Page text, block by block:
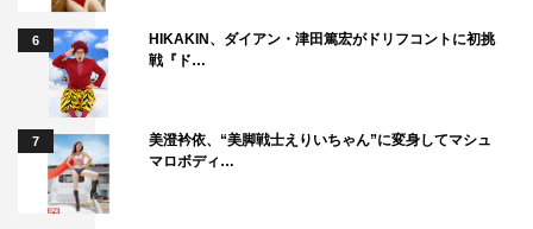
6
HIKAKIN、ダイアン・津田篤宏がドリフコントに初挑
戦『ド…
7
美澄衿依、“美脚戦士えりいちゃん”に変身してマシュ
マロボディ…